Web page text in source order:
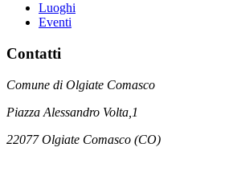
Luoghi
Eventi
Contatti
Comune di Olgiate Comasco
Piazza Alessandro Volta,1
22077 Olgiate Comasco (CO)